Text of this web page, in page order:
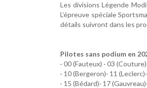
Les divisions Légende
L’épreuve spéciale
détails suivront dans les
Pilotes sans podium en
· 00 (Fauteux) · 03
· 10 (Bergeron)· 11
· 15 (Bédard)· 17